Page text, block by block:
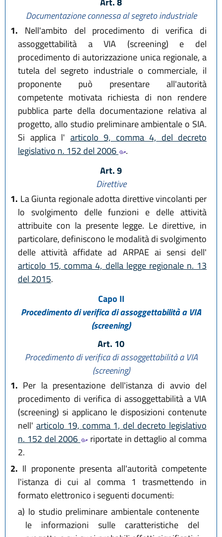
Documentazione connessa al segreto industriale
1. Nell'ambito del procedimento di verifica di
assoggettabilità a VIA (screening) e del
procedimento di autorizzazione unica regionale, a
tutela del segreto industriale o commerciale, il
proponente può presentare all'autorità
competente motivata richiesta di non rendere
pubblica parte della documentazione relativa al
progetto, allo studio preliminare ambientale o SIA.
Si applica l' articolo 9, comma 4, del decreto
legislativo n. 152 del 2006
.
Art. 9
Direttive
1. La Giunta regionale adotta direttive vincolanti per
lo svolgimento delle funzioni e delle attività
attribuite con la presente legge. Le direttive, in
particolare, definiscono le modalità di svolgimento
delle attività affidate ad ARPAE ai sensi dell'
articolo 15, comma 4, della legge regionale n. 13
del 2015.
Capo II
Procedimento di verifica di assoggettabilità a VIA
(screening)
Art. 10
Procedimento di verifica di assoggettabilità a VIA
(screening)
1. Per la presentazione dell'istanza di avvio del
procedimento di verifica di assoggettabilità a VIA
(screening) si applicano le disposizioni contenute
nell' articolo 19, comma 1, del decreto legislativo
n. 152 del 2006
riportate in dettaglio al comma
2.
2. Il proponente presenta all'autorità competente
l'istanza di cui al comma 1 trasmettendo in
formato elettronico i seguenti documenti:
a) lo studio preliminare ambientale contenente
le informazioni sulle caratteristiche del